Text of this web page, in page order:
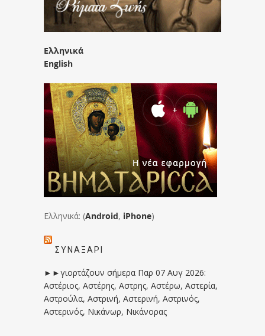
Ελληνικά
English
Ελληνικά: (Android, iPhone)
ΣΥΝΑΞΆΡΙ
►►γιορτάζουν σήμερα Παρ 07 Αυγ 2026:
Αστέριος, Αστέρης, Αστρης, Αστέρω, Αστερία,
Αστρούλα, Αστρινή, Αστερινή, Αστρινός,
Αστερινός, Νικάνωρ, Νικάνορας